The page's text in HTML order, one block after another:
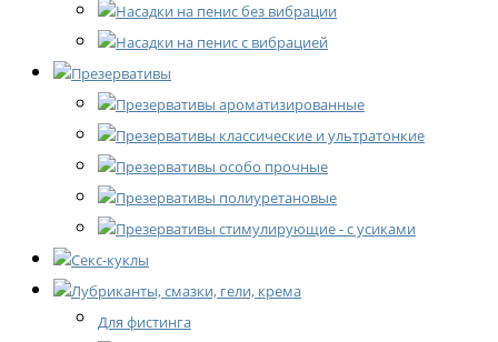
Насадки на пенис без вибрации
Насадки на пенис с вибрацией
Презервативы
Презервативы ароматизированные
Презервативы классические и ультратонкие
Презервативы особо прочные
Презервативы полиуретановые
Презервативы стимулирующие - с усиками
Секс-куклы
Лубриканты, смазки, гели, крема
Для фистинга